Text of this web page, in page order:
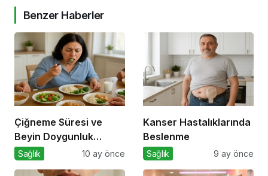
Benzer Haberler
Çiğneme Süresi ve
Beyin Doygunluk
Sinyalleri
Sağlık 10 ay önce
Kanser Hastalıklarında
Beslenme
Sağlık 9 ay önce